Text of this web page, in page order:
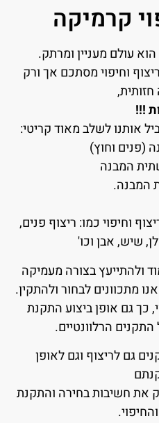
קרמיקה
הוא עולם מעניין ומרתק.
וחיפוי מסתכם אך ורק
!!!
אותנו לשלב מאוד קריטי:
(פנים וחוץ)
המבנה
המבנה.
וחיפוי כמו: ריצוף פנים,
שיש, אבן וכו'
ולהתייעץ בצורה מעמיקה
מתכוונים לבחור ולהתקין.
כך גם אופן ביצוע התקנת
הרלוונטיים.
גם לריצוף וגם לאופן
את חשיבות בחירה והתקנת